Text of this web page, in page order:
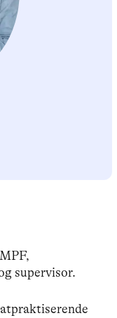
supervisor.